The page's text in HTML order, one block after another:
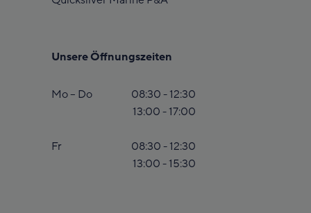
Unsere Öffnungszeiten
Mo – Do
08:30 - 12:30
13:00 - 17:00
Fr
08:30 - 12:30
13:00 - 15:30